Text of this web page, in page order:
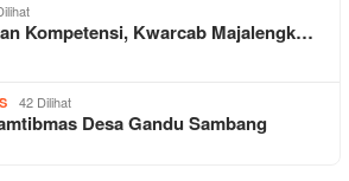
Kompetensi, Kwarcab Majalengk…
42 Dilihat
Desa Gandu Sambang